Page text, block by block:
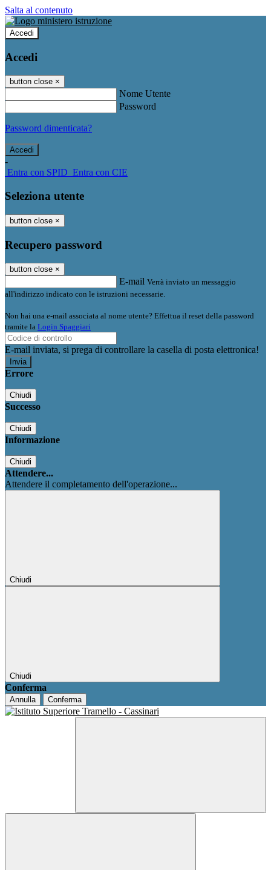
Salta al contenuto
Accedi
Accedi
button close ×
Nome Utente
Password
Password dimenticata?
-
Entra con SPID Entra con CIE
Seleziona utente
button close ×
Recupero password
button close ×
E-mail Verrà inviato un messaggio
all'indirizzo indicato con le istruzioni necessarie.
Non hai una e-mail associata al nome utente? Effettua il reset della password
tramite la Login Spaggiari
E-mail inviata, si prega di controllare la casella di posta elettronica!
Errore
Chiudi
Successo
Chiudi
Informazione
Chiudi
Attendere...
Attendere il completamento dell'operazione...
Chiudi
Chiudi
Conferma
Annulla Conferma